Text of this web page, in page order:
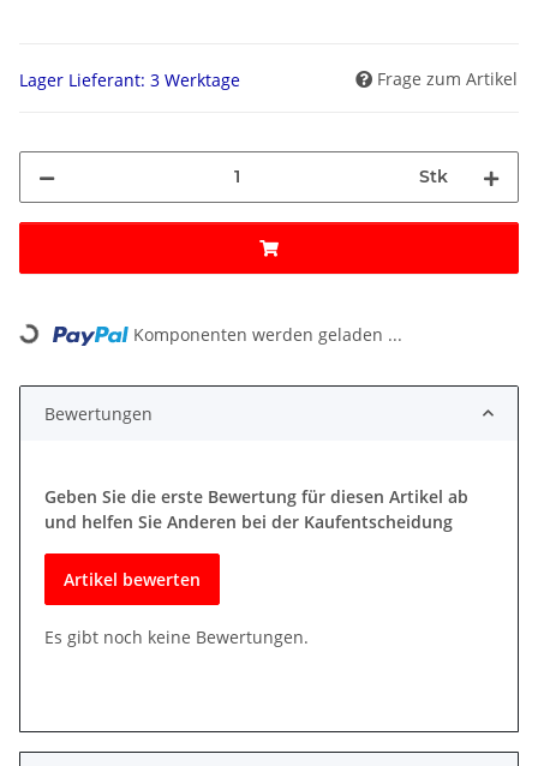
Lager Lieferant: 3 Werktage Frage zum Artikel
Stk
Loading... Komponenten werden geladen ...
Bewertungen
Geben Sie die erste Bewertung für diesen Artikel ab
und helfen Sie Anderen bei der Kaufentscheidung
Artikel bewerten
Es gibt noch keine Bewertungen.